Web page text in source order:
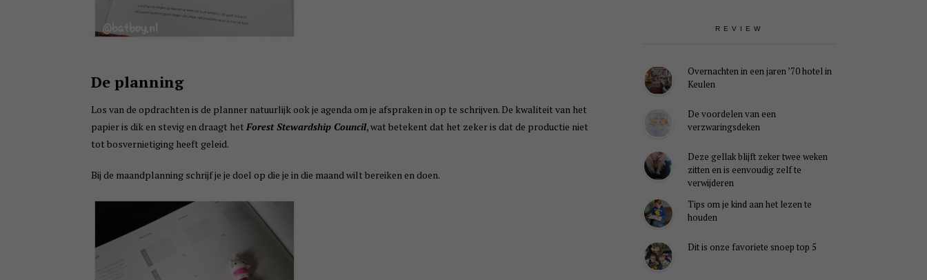
De planning
Los van de opdrachten is de planner natuurlijk ook je agenda om je afspraken in op te schrijven. De kwaliteit van het
papier is dik en stevig en draagt het Forest Stewardship Council, wat betekent dat het zeker is dat de productie niet
tot bosvernietiging heeft geleid.
Bij de maandplanning schrijf je je doel op die je in die maand wilt bereiken en doen.
REVIEW
Overnachten in een jaren ’70 hotel in
Keulen
De voordelen van een
verzwaringsdeken
Deze gellak blijft zeker twee weken
zitten en is eenvoudig zelf te
verwijderen
Tips om je kind aan het lezen te
houden
Dit is onze favoriete snoep top 5